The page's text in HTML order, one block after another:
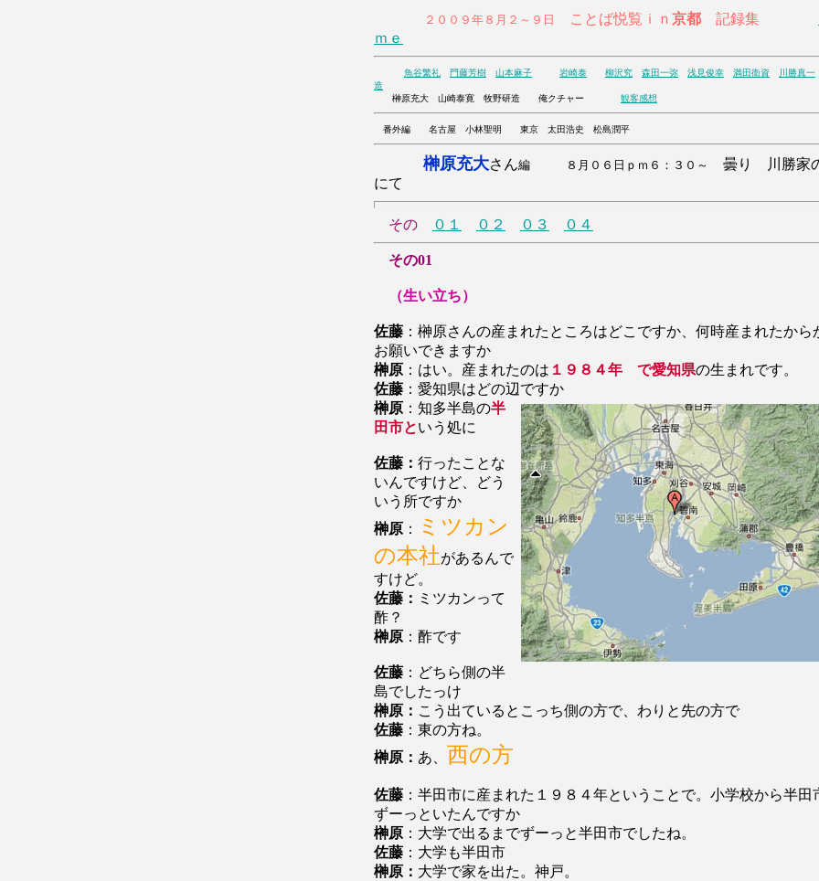
２００９年８月２～９日 ことば悦覧ｉｎ 京都 記録集
ｍｅ
魚谷繁礼 門藤芳樹 山本麻子 岩崎泰 柳沢究 森田一弥 浅見俊幸 満田衛資
川勝真一
造
榊原充大 山崎泰寛 牧野研造 俺クチャー 観客感想
番外編 名古屋 小林聖明 東京 太田浩史 松島潤平
榊原充大さん編 ８月０６日ｐｍ６：３０～
曇り 川勝家
にて
その ０１ ０２ ０３ ０４
その01
（生い立ち）
佐藤 ：榊原さんの産まれたところはどこですか、何時産まれたから
お願いできますか
榊原 ：はい。産まれたのは １９８４年 で愛知県の生まれです。
佐藤 ：愛知県はどの辺ですか
榊原 ：知多半島の半
田市という処に
佐藤： 行ったことな
いんですけど、どう
いう所ですか
榊原 ：
ミツカン
の本社があるんで
すけど。
佐藤： ミツカンって
酢？
榊原 ：酢です
佐藤 ：どちら側の半
島でしたっけ
榊原： こう出ているとこっち側の方で、わりと先の方で
佐藤 ：東の方ね。
榊原： あ、 西の方
佐藤 ：半田市に産まれた１９８４年ということで。小学校から半田
ずーっといたんですか
榊原 ：大学で出るまでずーっと半田市でしたね。
佐藤 ：大学も半田市
榊原： 大学で家を出た。神戸。